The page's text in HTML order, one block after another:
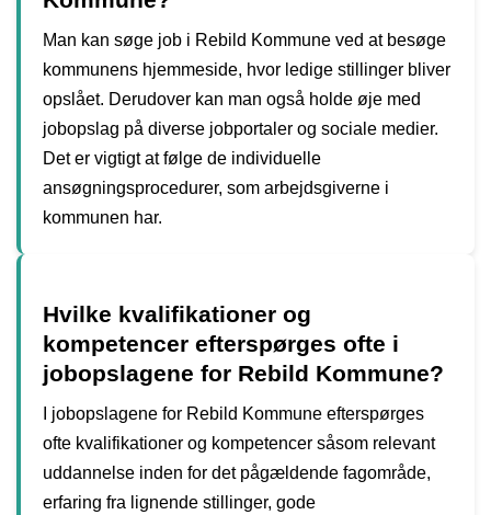
Man kan søge job i Rebild Kommune ved at besøge
kommunens hjemmeside, hvor ledige stillinger bliver
opslået. Derudover kan man også holde øje med
jobopslag på diverse jobportaler og sociale medier.
Det er vigtigt at følge de individuelle
ansøgningsprocedurer, som arbejdsgiverne i
kommunen har.
Hvilke kvalifikationer og
kompetencer efterspørges ofte i
jobopslagene for Rebild Kommune?
I jobopslagene for Rebild Kommune efterspørges
ofte kvalifikationer og kompetencer såsom relevant
uddannelse inden for det pågældende fagområde,
erfaring fra lignende stillinger, gode